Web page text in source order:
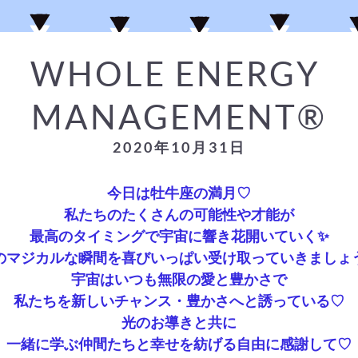
WHOLE ENERGY
MANAGEMENT®️
2020年10月31日
今日は牡牛座の満月♡
私たちのたくさんの可能性や才能が
最高のタイミングで宇宙に響き花開いていく✨
マジカルな瞬間を喜びいっぱい受け取っていきましょ
宇宙はいつも無限の愛と豊かさで
私たちを新しいチャンス・豊かさへと誘っている♡
光のお導きと共に
一緒に学ぶ仲間たちと幸せを紡げる自由に感謝して♡